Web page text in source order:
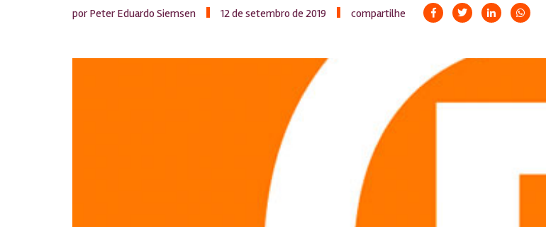
por Peter Eduardo Siemsen 12 de setembro de 2019 compartilhe